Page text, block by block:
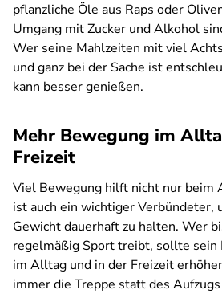
pflanzliche Öle aus Raps oder
Umgang mit Zucker und Alkohol
Wer seine Mahlzeiten mit viel
und ganz bei der Sache ist
kann besser genießen.
Mehr Bewegung im
Freizeit
Viel Bewegung hilft nicht nur beim
ist auch ein wichtiger Verbündeter,
Gewicht dauerhaft zu halten. Wer
regelmäßig Sport treibt, sollte sein
im Alltag und in der Freizeit
immer die Treppe statt des